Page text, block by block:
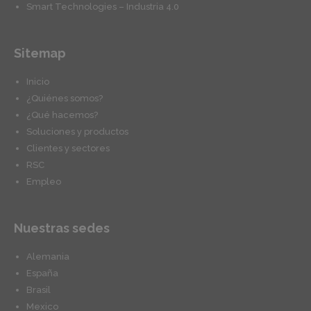
Smart Technologies – Industria 4.0
Sitemap
Inicio
¿Quiénes somos?
¿Qué hacemos?
Soluciones y productos
Clientes y sectores
RSC
Empleo
Nuestras sedes
Alemania
España
Brasil
Mexico